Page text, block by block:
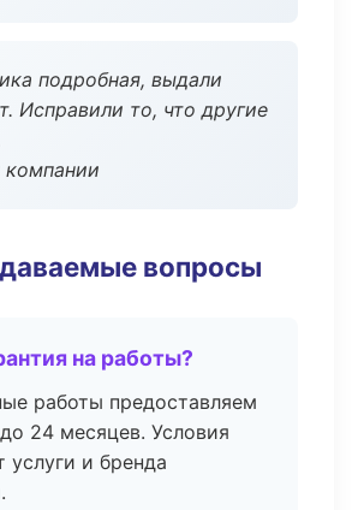
подробная, выдали
Исправили то, что другие
вопросы
на работы?
работы предоставляем
24 месяцев. Условия
услуги и бренда